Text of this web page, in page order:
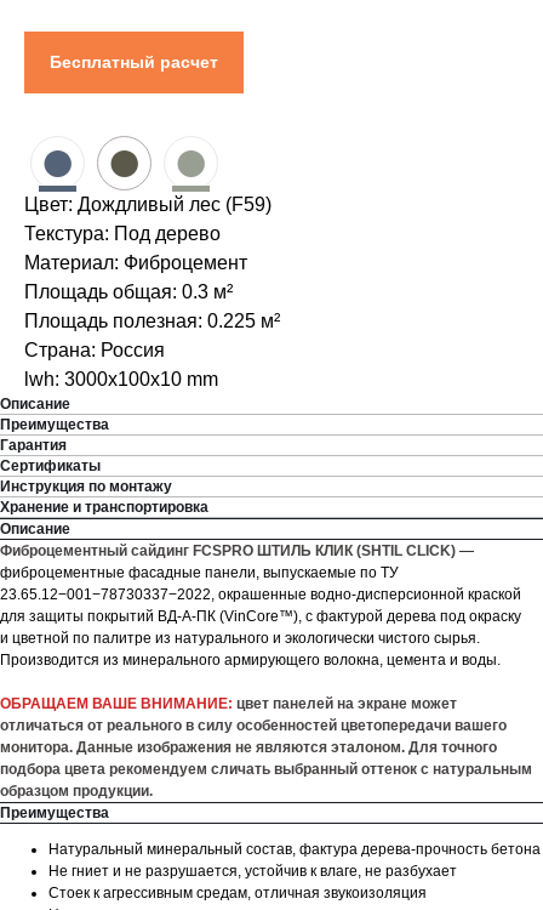
Бесплатный расчет
● ● ●
Цвет: Дождливый лес (F59)
Текстура: Под дерево
Материал: Фиброцемент
Площадь общая: 0.3 м²
Площадь полезная: 0.225 м²
Страна: Россия
lwh: 3000x100x10 mm
Описание
Преимущества
Гарантия
Сертификаты
Инструкция по монтажу
Хранение и транспортировка
Описание
Фиброцементный сайдинг FCSPRO ШТИЛЬ КЛИК (SHTIL CLICK) —
фиброцементные фасадные панели, выпускаемые по ТУ
23.65.12−001−78730337−2022, окрашенные водно-дисперсионной краской
для защиты покрытий ВД-А-ПК (VinCore™), с фактурой дерева под окраску
и цветной по палитре из натурального и экологически чистого сырья.
Производится из минерального армирующего волокна, цемента и воды.
ОБРАЩАЕМ ВАШЕ ВНИМАНИЕ: цвет панелей на экране может
отличаться от реального в силу особенностей цветопередачи вашего
монитора. Данные изображения не являются эталоном. Для точного
подбора цвета рекомендуем сличать выбранный оттенок с натуральным
образцом продукции.
Преимущества
Натуральный минеральный состав, фактура дерева-прочность бетона
Не гниет и не разрушается, устойчив к влаге, не разбухает
Стоек к агрессивным средам, отличная звукоизоляция